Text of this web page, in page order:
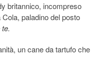
britannico, incompreso
paladino del posto
un cane da tartufo che